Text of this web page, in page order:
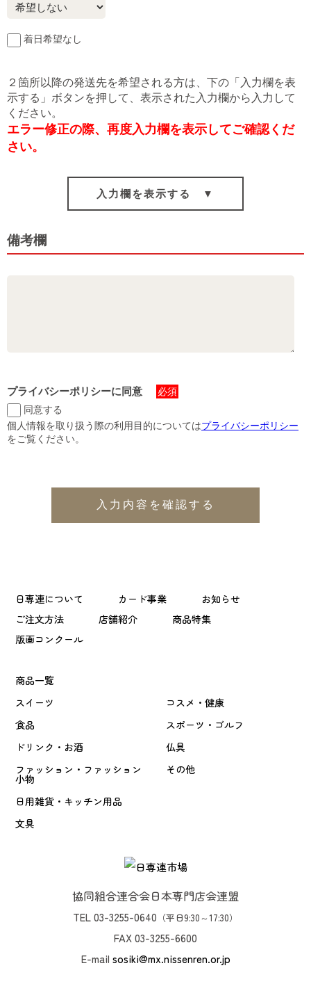
着日希望なし
２箇所以降の発送先を希望される方は、下の「入力欄を表
示する」ボタンを押して、表示された入力欄から入力して
ください。
エラー修正の際、再度入力欄を表示してご確認くだ
さい。
入力欄を表示する ▼
備考欄
プライバシーポリシーに同意
必須
同意する
個人情報を取り扱う際の利用目的についてはプライバシーポリシー
をご覧ください。
日専連について カード事業
お知らせ
ご注文方法
店舗紹介
商品特集
版画コンクール
商品一覧
スイーツ
食品
ドリンク・お酒
ファッション・ファッション
小物
日用雑貨・キッチン用品
文具
コスメ・健康
スポーツ・ゴルフ
仏具
その他
協同組合連合会日本専門店会連盟
TEL 03-3255-0640 （平日9:30～17:30）
FAX 03-3255-6600
E-mail sosiki@mx.nissenren.or.jp